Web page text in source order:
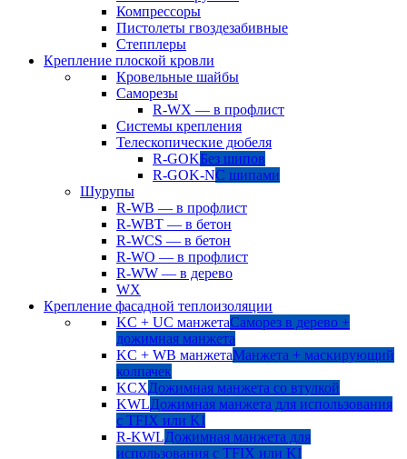
Компрессоры
Пистолеты гвоздезабивные
Степплеры
Крепление плоской кровли
Кровельные шайбы
Саморезы
R-WX — в профлист
Системы крепления
Телескопические дюбеля
R-GOKБез шипов
R-GOK-NС шипами
Шурупы
R-WB — в профлист
R-WBT — в бетон
R-WCS — в бетон
R-WO — в профлист
R-WW — в дерево
WX
Крепление фасадной теплоизоляции
KC + UC манжетаСаморез в дерево +
дожимная манжета
KC + WB манжетаМанжета + маскирующий
колпачек
KCXДожимная манжета со втулкой
KWLДожимная манжета для использования
с TFIX или KI
R-KWLДожимная манжета для
использования с TFIX или KI